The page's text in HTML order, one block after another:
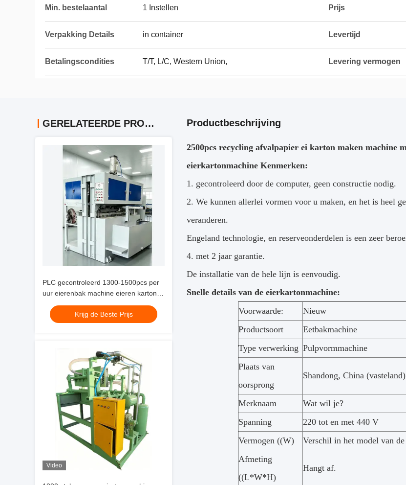
Min. bestelaantal 1 Instellen Prijs
Verpakking Details in container Levertijd
Betalingscondities T/T, L/C, Western Union, Levering vermogen
GERELATEERDE PRODUCTEN
PLC gecontroleerd 1300-1500pcs per
uur eierenbak machine eieren karton
machine voor het maken van
eierenbakken eierenbakken
schoenenbakken kinderbakken voor
Krijg de Beste Prijs
Video
Productbeschrijving
2500pcs recycling afvalpapier ei karton maken machine
eierkartonmachine Kenmerken:
1. gecontroleerd door de computer, geen constructie nodig.
2. We kunnen allerlei vormen voor u maken, en het is heel
veranderen.
Engeland technologie, en reserveonderdelen is een zeer
4. met 2 jaar garantie.
De installatie van de hele lijn is eenvoudig.
Snelle details van de eierkartonmachine:
Voorwaarde:
Nieuw
Productsoort
Eetbakmachine
Type verwerking Pulpvormmachine
Plaats van
oorsprong
Shandong, China (vasteland)
Merknaam
Wat wil je?
Spanning
220 tot en met 440 V
Vermogen ((W)
Verschil in het model van
Afmeting
((L*W*H)
Hangt af.